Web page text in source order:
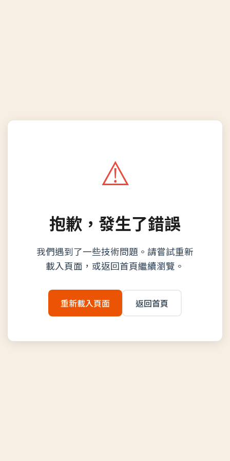
⚠️
抱歉，發生了錯誤
我們遇到了一些技術問題。請嘗試重新
載入頁面，或返回首頁繼續瀏覽。
重新載入頁面 返回首頁